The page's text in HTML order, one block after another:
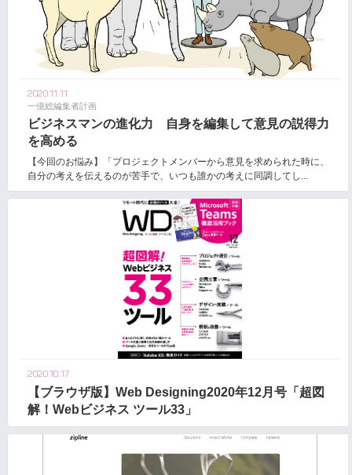
2020.11.11
一億総編集者計画
ビジネスマンの進化力 自身を編集して意見の説得力
を高める
【今回のお悩み】「プロジェクトメンバーから意見を求められた時に、
自分の考えを伝えるのが苦手で、いつも誰かの考えに同調してし...
2020.10.17
【ブラウザ版】Web Designing2020年12月号「超図
解！Webビジネス ツール33」